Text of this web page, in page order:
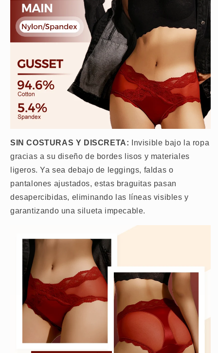
SIN COSTURAS Y DISCRETA:
Invisible bajo la ropa
gracias a su diseño de bordes lisos y materiales
ligeros. Ya sea debajo de leggings, faldas o
pantalones ajustados, estas braguitas pasan
desapercibidas, eliminando las líneas visibles y
garantizando una silueta impecable.